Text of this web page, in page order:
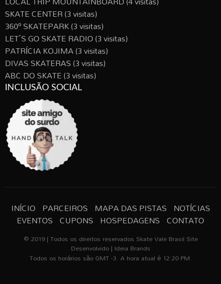
SKATE CENTER(3 visitas)
360º SKATEPARK(3 visitas)
LET´S GO SKATE RADIO(3 visitas)
PATRÍCIA KOJIMA(3 visitas)
DIVAS SKATERAS(3 visitas)
ABC DO SKATE(3 visitas)
INCLUSÃO SOCIAL
INÍCIO PARCEIROS MAPA DAS PISTAS NOTÍCIAS
EVENTOS CUPONS HOSPEDAGENS CONTATO
© 2019 | Todos os direitos reservados Skate Vale Brasil Site
Desenvolvido | Ideia Brands
Todos os horários são GMT -3. A hora atual é 12:20 PM.